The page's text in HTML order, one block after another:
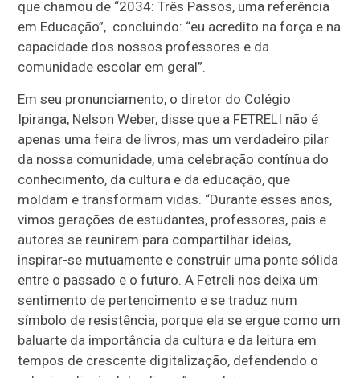
que chamou de “2034: Três Passos, uma referência
em Educação”, concluindo: “eu acredito na força e na
capacidade dos nossos professores e da
comunidade escolar em geral”.
Em seu pronunciamento, o diretor do Colégio
Ipiranga, Nelson Weber, disse que a FETRELI não é
apenas uma feira de livros, mas um verdadeiro pilar
da nossa comunidade, uma celebração contínua do
conhecimento, da cultura e da educação, que
moldam e transformam vidas. “Durante esses anos,
vimos gerações de estudantes, professores, pais e
autores se reunirem para compartilhar ideias,
inspirar-se mutuamente e construir uma ponte sólida
entre o passado e o futuro. A Fetreli nos deixa um
sentimento de pertencimento e se traduz num
símbolo de resistência, porque ela se ergue como um
baluarte da importância da cultura e da leitura em
tempos de crescente digitalização, defendendo o